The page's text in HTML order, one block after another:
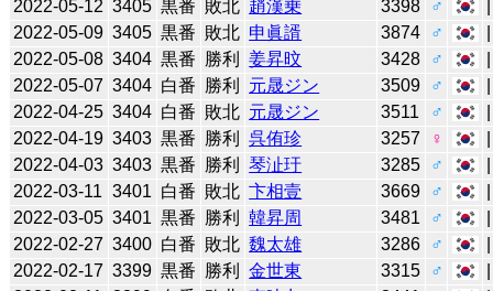
2022-05-12 3405 黒番 敗北 趙漢乗 3398 ♂
2022-05-09 3405 黒番 敗北 申眞諝 3874 ♂
2022-05-08 3404 黒番 勝利 姜昇旼 3428 ♂
2022-05-07 3404 白番 勝利 元晟ジン 3509 ♂
2022-04-25 3404 白番 敗北 元晟ジン 3511 ♂
2022-04-19 3403 黒番 勝利 呉侑珍 3257 ♀
2022-04-03 3403 黒番 勝利 琴沚玗 3285 ♂
2022-03-11 3401 白番 敗北 卞相壹 3669 ♂
2022-03-05 3401 黒番 勝利 韓昇周 3481 ♂
2022-02-27 3400 白番 敗北 魏太雄 3286 ♂
2022-02-17 3399 黒番 勝利 金世東 3315 ♂